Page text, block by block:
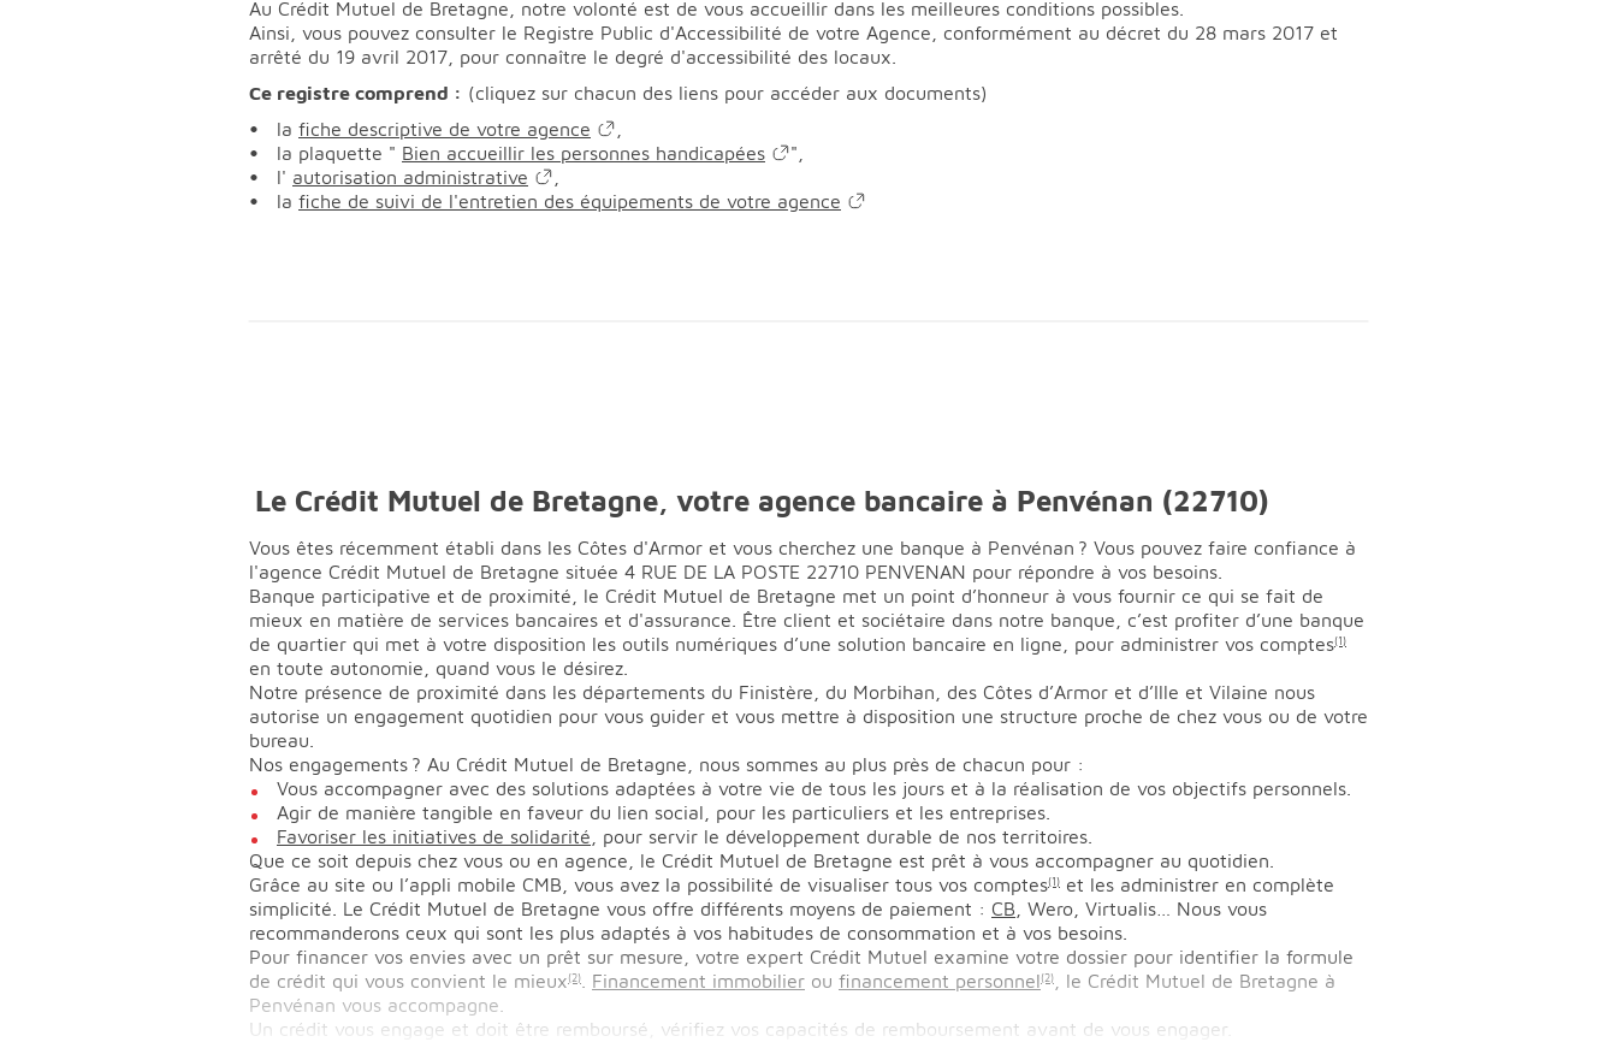
Au Crédit Mutuel de Bretagne, notre volonté est de vous accueillir dans les meilleures conditions possibles.
Ainsi, vous pouvez consulter le Registre Public d'Accessibilité de votre Agence, conformément au décret du 28 mars 2017 et
arrêté du 19 avril 2017, pour connaître le degré d'accessibilité des locaux.
Ce registre comprend : (cliquez sur chacun des liens pour accéder aux documents)
la fiche descriptive de votre agence
la plaquette " Bien accueillir les personnes handicapées
",
l' autorisation administrative
la fiche de suivi de l'entretien des équipements de votre agence
Le Crédit Mutuel de Bretagne, votre agence bancaire à Penvénan (22710)
Vous êtes récemment établi dans les Côtes d'Armor et vous cherchez une banque à Penvénan ? Vous pouvez faire confiance à
l'agence Crédit Mutuel de Bretagne située 4 RUE DE LA POSTE 22710 PENVENAN pour répondre à vos besoins.
Banque participative et de proximité, le Crédit Mutuel de Bretagne met un point d’honneur à vous fournir ce qui se fait de
mieux en matière de services bancaires et d'assurance. Être client et sociétaire dans notre banque, c’est profiter d’une banque
de quartier qui met à votre disposition les outils numériques d’une solution bancaire en ligne, pour administrer vos comptes(1)
en toute autonomie, quand vous le désirez.
Notre présence de proximité dans les départements du Finistère, du Morbihan, des Côtes d’Armor et d’Ille et Vilaine nous
autorise un engagement quotidien pour vous guider et vous mettre à disposition une structure proche de chez vous ou de votre
bureau.
Nos engagements ? Au Crédit Mutuel de Bretagne, nous sommes au plus près de chacun pour :
Vous accompagner avec des solutions adaptées à votre vie de tous les jours et à la réalisation de vos objectifs personnels.
Agir de manière tangible en faveur du lien social, pour les particuliers et les entreprises.
Favoriser les initiatives de solidarité , pour servir le développement durable de nos territoires.
Que ce soit depuis chez vous ou en agence, le Crédit Mutuel de Bretagne est prêt à vous accompagner au quotidien.
Grâce au site ou l’appli mobile CMB, vous avez la possibilité de visualiser tous vos comptes(1) et les administrer en complète
simplicité. Le Crédit Mutuel de Bretagne vous offre différents moyens de paiement : CB , Wero, Virtualis… Nous vous
recommanderons ceux qui sont les plus adaptés à vos habitudes de consommation et à vos besoins.
Pour financer vos envies avec un prêt sur mesure, votre expert Crédit Mutuel examine votre dossier pour identifier la formule
de crédit qui vous convient le mieux(2) Financement immobilier ou financement personnel(2)
, le Crédit Mutuel de Bretagne à
Penvénan vous accompagne.
Un crédit vous engage et doit être remboursé, vérifiez vos capacités de remboursement avant de vous engager.